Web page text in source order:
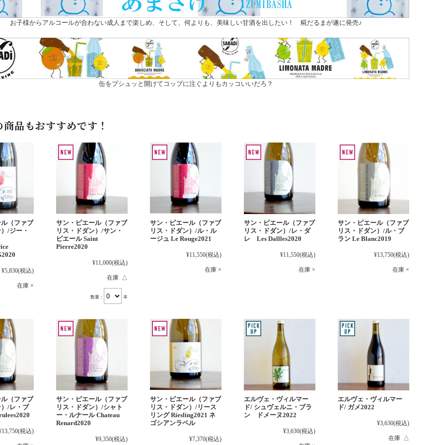
お子様からアルコールが合わない成人まで楽しめ、そして、何よりも、美味しい甘酒を出したい！ 糀だるまが遂に発売♪
缶をプシュッと開けてコップに注ぐよりもカッコいいだろ？
品もおすすめです！
（ファブ
/ジー・
¥5,830(税込)
在庫 ×
サン・ピエール（ファブ
リス・ドダン）/サン・
ピエール Saint
Pierre2020
¥11,000(税込)
在庫 △
数量： 本
サン・ピエール（ファブ
リス・ドダン）/ル・ル
ージュ Le Rouge2021
¥11,550(税込)
在庫 ×
サン・ピエール（ファブ
リス・ドダン）/レ・ダ
レ Les Dallles2020
¥11,550(税込)
在庫 ×
サン・ピエール（ファブ
リス・ドダン）/ル・ブ
ラン Le Blanc2019
¥13,750(税込)
在庫 ×
（ファブ
/レ・ブ
(税込)
サン・ピエール（ファブ
リス・ドダン）/シャト
ー・ルナール Chateau
Renard2020
¥9,350(税込)
サン・ピエール（ファブ
リス・ドダン）/リース
リング Riesling2021 ネ
ゴシアンラベル
¥7,370(税込)
エルヴェ・ヴィルマー
ド/ シュヴェルニ・ブラ
ン ドメーヌ2022
¥3,630(税込)
エルヴェ・ヴィルマー
ド/ ガメ2022
¥3,630(税込)
在庫 △